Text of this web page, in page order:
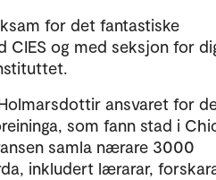
for det fantastiske
CIES og med seksjon for
ansvaret for
som fann stad i
samla nærare 3000
inkludert lærarar,